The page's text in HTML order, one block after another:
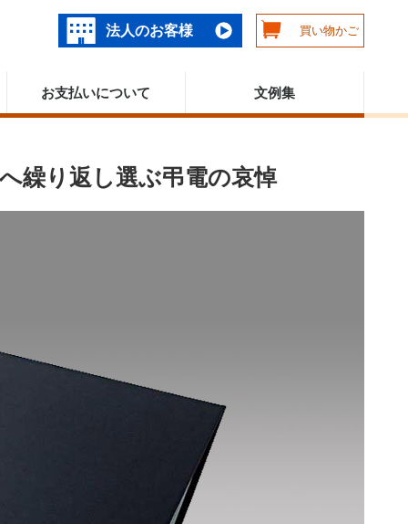
法人のお客様 買い物かご
お支払いについて 文例集
繰り返し選ぶ弔電の哀悼